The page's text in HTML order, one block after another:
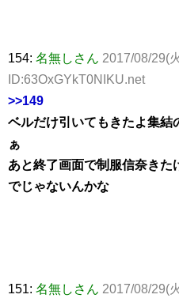
154: 名無しさん 2017/08/29(
ID:63OxGYkT0NIKU.net
>>149
ベルだけ引いてもきたよ集結
ぁ
あと終了画面で制服信奈きた
でじゃないんかな
151: 名無しさん 2017/08/29(